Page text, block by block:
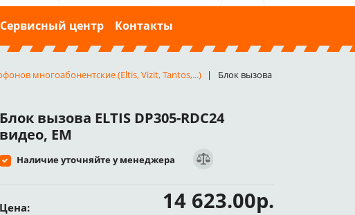
Сервисный центр Контакты
многоабонентские (Eltis, Vizit, Tantos,...)
Блок вызова
Блок вызова ELTIS DP305-RDC24
видео, EM
Наличие уточняйте у менеджера
Цена: 14 623.00р.